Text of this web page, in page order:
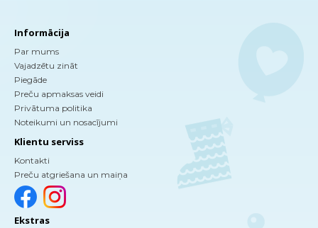
Informācija
Par mums
Vajadzētu zināt
Piegāde
Preču apmaksas veidi
Privātuma politika
Noteikumi un nosacījumi
Klientu serviss
Kontakti
Preču atgriešana un maiņa
Ekstras